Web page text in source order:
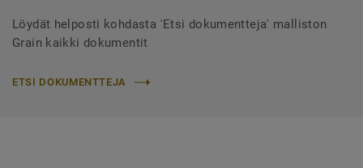
Löydät helposti kohdasta 'Etsi dokumentteja' malliston
Grain kaikki dokumentit
ETSI DOKUMENTTEJA